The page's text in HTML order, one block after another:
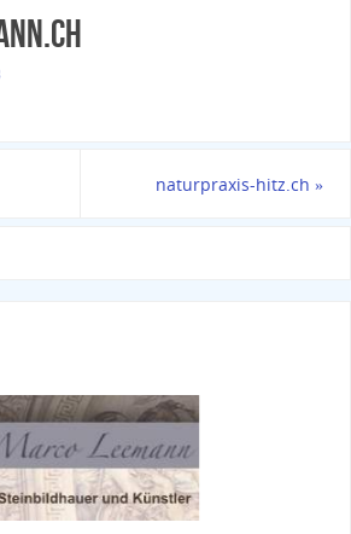
naturpraxis-hitz.ch»